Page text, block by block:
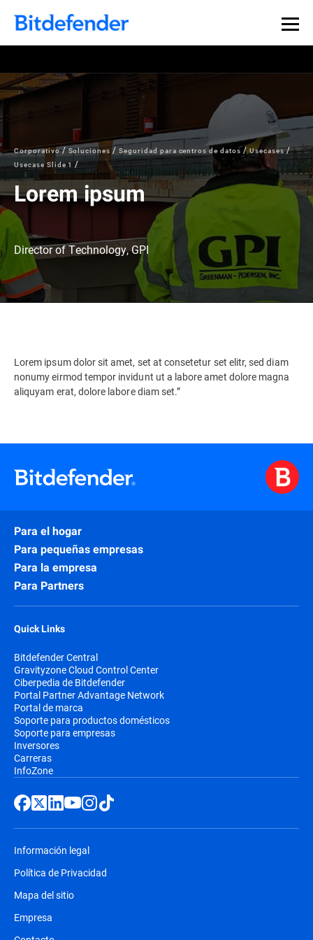
Corporativo Soluciones Seguridad para centros de datos
Usecases
Usecase Slide 1
Lorem ipsum
Director of Technology, GPI
Lorem ipsum dolor sit amet, set at consetetur set elitr, sed diam
nonumy eirmod tempor invidunt ut a labore amet dolore magna
aliquyam erat, dolore labore diam set.”
Para el hogar
Para pequeñas empresas
Para la empresa
Para Partners
Quick Links
Bitdefender Central
Gravityzone Cloud Control Center
Ciberpedia de Bitdefender
Portal Partner Advantage Network
Portal de marca
Soporte para productos domésticos
Soporte para empresas
Inversores
Carreras
InfoZone
Información legal
Política de Privacidad
Mapa del sitio
Empresa